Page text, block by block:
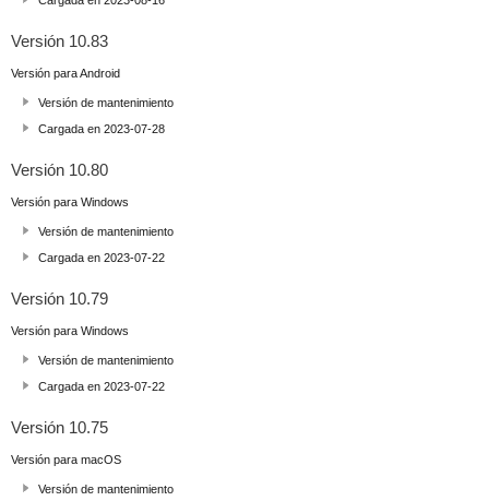
Versión 10.83
Versión para Android
Versión de mantenimiento
Cargada en 2023-07-28
Versión 10.80
Versión para Windows
Versión de mantenimiento
Cargada en 2023-07-22
Versión 10.79
Versión para Windows
Versión de mantenimiento
Cargada en 2023-07-22
Versión 10.75
Versión para macOS
Versión de mantenimiento